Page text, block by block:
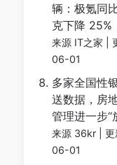
辆：极氪同
克下降 25%
来源 IT之家
06-01
多家全国性
送数据，房
管理进一步“
来源 36kr
06-01